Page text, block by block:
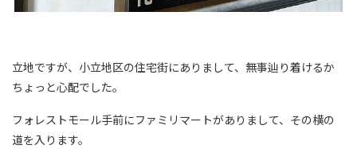
立地ですが、小立地区の住宅街にありまして、無事辿り着けるか
ちょっと心配でした。
フォレストモール手前にファミリマートがありまして、その横の
道を入ります。